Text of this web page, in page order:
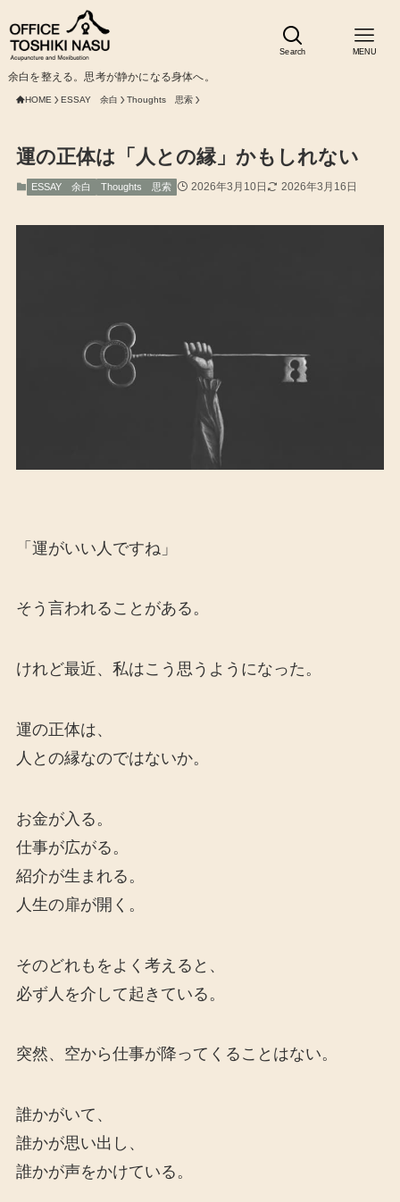
余白を整える。思考が静かになる身体へ。
Search MENU
HOME ESSAY 余白 Thoughts 思索
運の正体は「人との縁」かもしれない
ESSAY 余白 Thoughts 思索 2026年3月10日 2026年3月16日
「運がいい人ですね」
そう言われることがある。
けれど最近、私はこう思うようになった。
運の正体は、
人との縁なのではないか。
お金が入る。
仕事が広がる。
紹介が生まれる。
人生の扉が開く。
そのどれもをよく考えると、
必ず人を介して起きている。
突然、空から仕事が降ってくることはない。
誰かがいて、
誰かが思い出し、
誰かが声をかけている。